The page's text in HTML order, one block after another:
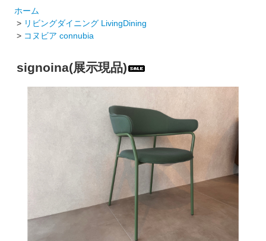
ホーム
> リビングダイニング LivingDining
> コヌビア connubia
signoina(展示現品)